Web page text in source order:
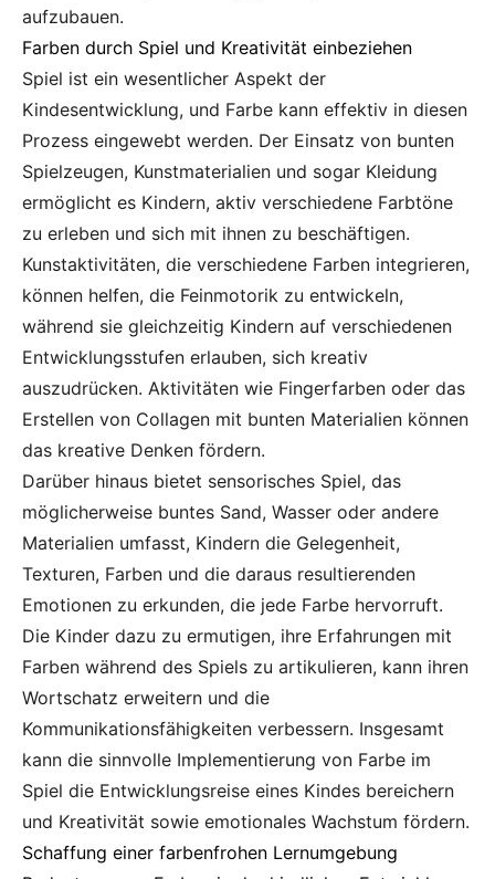
aufzubauen.
Farben durch Spiel und Kreativität einbeziehen
Spiel ist ein wesentlicher Aspekt der
Kindesentwicklung, und Farbe kann effektiv in diesen
Prozess eingewebt werden. Der Einsatz von bunten
Spielzeugen, Kunstmaterialien und sogar Kleidung
ermöglicht es Kindern, aktiv verschiedene Farbtöne
zu erleben und sich mit ihnen zu beschäftigen.
Kunstaktivitäten, die verschiedene Farben integrieren,
können helfen, die Feinmotorik zu entwickeln,
während sie gleichzeitig Kindern auf verschiedenen
Entwicklungsstufen erlauben, sich kreativ
auszudrücken. Aktivitäten wie Fingerfarben oder das
Erstellen von Collagen mit bunten Materialien können
das kreative Denken fördern.
Darüber hinaus bietet sensorisches Spiel, das
möglicherweise buntes Sand, Wasser oder andere
Materialien umfasst, Kindern die Gelegenheit,
Texturen, Farben und die daraus resultierenden
Emotionen zu erkunden, die jede Farbe hervorruft.
Die Kinder dazu zu ermutigen, ihre Erfahrungen mit
Farben während des Spiels zu artikulieren, kann ihren
Wortschatz erweitern und die
Kommunikationsfähigkeiten verbessern. Insgesamt
kann die sinnvolle Implementierung von Farbe im
Spiel die Entwicklungsreise eines Kindes bereichern
und Kreativität sowie emotionales Wachstum fördern.
Schaffung einer farbenfrohen Lernumgebung